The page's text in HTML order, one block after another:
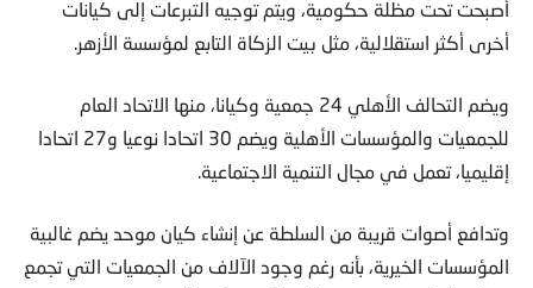
أخرى أكثر استقلالية، مثل بيت الزكاة التابع لمؤسسة الأزهر.
للجمعيات والمؤسسات الأهلية ويضم 30 اتحادا نوعيا و27 اتحادا
إقليميا، تعمل في مجال التنمية الاجتماعية.
المؤسسات الخيرية، بأنه رغم وجود الآلاف من الجمعيات التي تجمع
تبرعات بأرقام ضخمة سنويا، لا تزال معدلات الفقر مرتفعة،